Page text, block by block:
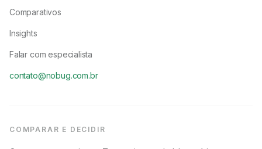
Comparativos
Insights
Falar com especialista
contato@nobug.com.br
COMPARAR E DECIDIR